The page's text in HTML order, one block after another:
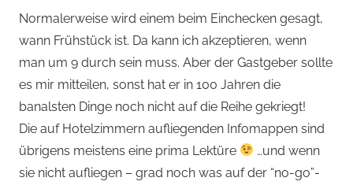
Normalerweise wird einem beim Einchecken gesagt,
wann Frühstück ist. Da kann ich akzeptieren, wenn
man um 9 durch sein muss. Aber der Gastgeber sollte
es mir mitteilen, sonst hat er in 100 Jahren die
banalsten Dinge noch nicht auf die Reihe gekriegt!
Die auf Hotelzimmern aufliegenden Infomappen sind
übrigens meistens eine prima Lektüre
…und wenn
sie nicht aufliegen – grad noch was auf der “no-go”-